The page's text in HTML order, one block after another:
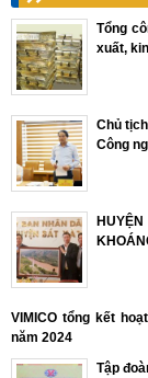
Tổng
xuất,
Chủ
Công
VIMICO tổng kết
năm 2024
Tập